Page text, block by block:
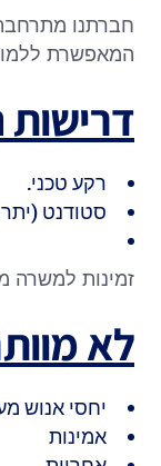
חברתנו
המאפשרת
רקע טכני.
סטודנט
זמינות למשרה
לא
יחסי אנוש
אמינות